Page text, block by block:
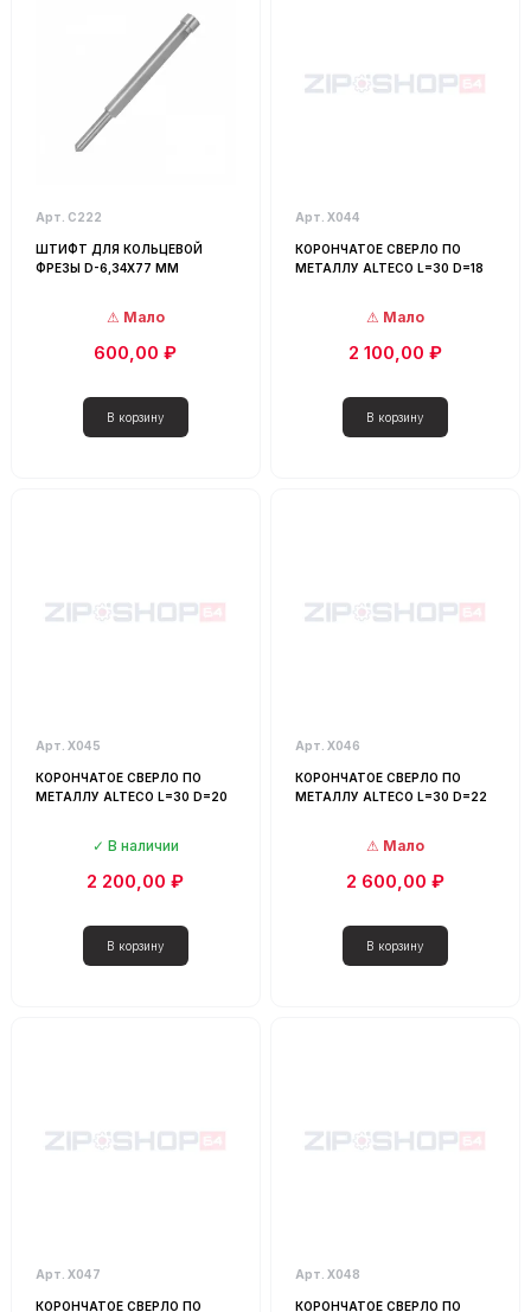
Арт. С222
ШТИФТ ДЛЯ КОЛЬЦЕВОЙ
ФРЕЗЫ D-6,34Х77 ММ
Мало
600,00 ₽
Арт. Х044
КОРОНЧАТОЕ СВЕРЛО ПО
МЕТАЛЛУ ALTECO L=30 D=18
Мало
2 100,00 ₽
Арт. Х045
КОРОНЧАТОЕ СВЕРЛО ПО
МЕТАЛЛУ ALTECO L=30 D=20
В наличии
2 200,00 ₽
Арт. Х046
КОРОНЧАТОЕ СВЕРЛО ПО
МЕТАЛЛУ ALTECO L=30 D=22
Мало
2 600,00 ₽
Арт. Х047
КОРОНЧАТОЕ СВЕРЛО ПО
Арт. Х048
КОРОНЧАТОЕ СВЕРЛО ПО